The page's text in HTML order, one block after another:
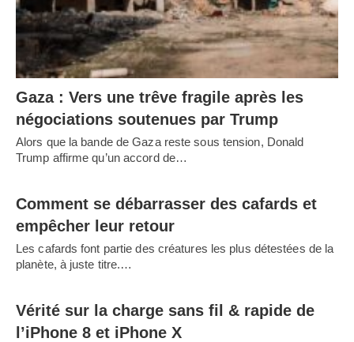
Gaza : Vers une trêve fragile après les
négociations soutenues par Trump
Alors que la bande de Gaza reste sous tension, Donald
Trump affirme qu’un accord de…
Comment se débarrasser des cafards et
empêcher leur retour
Les cafards font partie des créatures les plus détestées de la
planète, à juste titre.…
Vérité sur la charge sans fil & rapide de
l’iPhone 8 et iPhone X